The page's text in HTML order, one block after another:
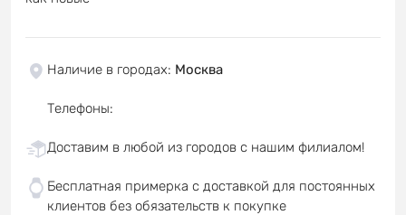
Наличие в городах: Москва
Телефоны:
Доставим в любой из городов с нашим филиалом!
Бесплатная примерка с доставкой для постоянных
клиентов без обязательств к покупке